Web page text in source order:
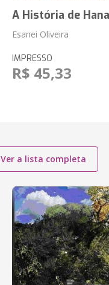
A História de Hana
Esanei Oliveira
IMPRESSO
R$ 45,33
Ver a lista completa